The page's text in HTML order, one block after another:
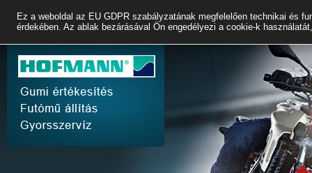
Ez a weboldal az EU GDPR szabályzatának megfelelően technikai és
érdekében. Az ablak bezárásával Ön engedélyezi a cookie-k